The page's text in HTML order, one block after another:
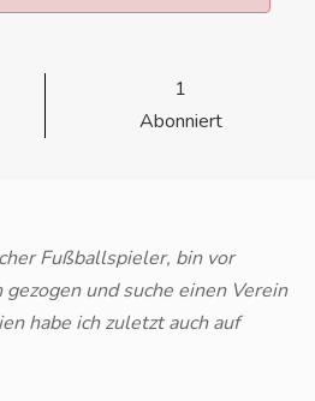
1
Abonniert
Fußballspieler, bin vor
gezogen und suche einen Verein
habe ich zuletzt auch auf